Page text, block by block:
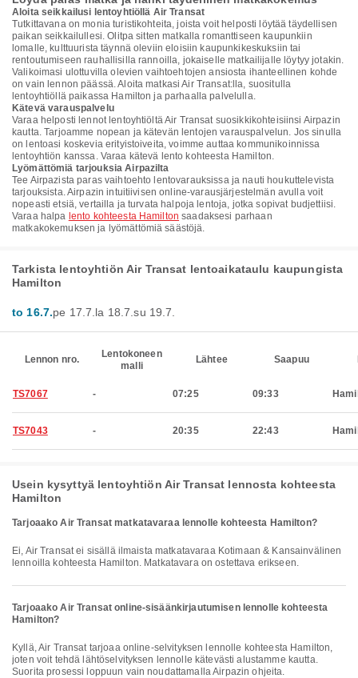
Aloita seikkailusi lentoyhtiöllä Air Transat
Tutkittavana on monia turistikohteita, joista voit helposti löytää täydellisen
paikan seikkailullesi. Olitpa sitten matkalla romanttiseen kaupunkiin
lomalle, kulttuurista täynnä oleviin eloisiin kaupunkikeskuksiin tai
rentoutumiseen rauhallisilla rannoilla, jokaiselle matkailijalle löytyy jotakin.
Valikoimasi ulottuvilla olevien vaihtoehtojen ansiosta ihanteellinen kohde
on vain lennon päässä. Aloita matkasi Air Transat:lla, suositulla
lentoyhtiöllä paikassa Hamilton ja parhaalla palvelulla.
Kätevä varauspalvelu
Varaa helposti lennot lentoyhtiöltä Air Transat suosikkikohteisiinsi Airpazin
kautta. Tarjoamme nopean ja kätevän lentojen varauspalvelun. Jos sinulla
on lentoasi koskevia erityistoiveita, voimme auttaa kommunikoinnissa
lentoyhtiön kanssa. Varaa kätevä lento kohteesta Hamilton.
Lyömättömiä tarjouksia Airpazilta
Tee Airpazista paras vaihtoehto lentovarauksissa ja nauti houkuttelevista
tarjouksista. Airpazin intuitiivisen online-varausjärjestelmän avulla voit
nopeasti etsiä, vertailla ja turvata halpoja lentoja, jotka sopivat budjettiisi.
Varaa halpa lento kohteesta Hamilton saadaksesi parhaan
matkakokemuksen ja lyömättömiä säästöjä.
Tarkista lentoyhtiön Air Transat lentoaikataulu kaupungista
Hamilton
to 16.7.pe 17.7. la 18.7.su 19.7.
Lennon nro.
Lentokoneen
malli
Lähtee Saapuu
TS7067 - 07:25 09:33
TS7043 - 20:35 22:43
Usein kysyttyä lentoyhtiön Air Transat lennosta kohteesta
Hamilton
Tarjoaako Air Transat matkatavaraa lennolle kohteesta Hamilton?
Ei, Air Transat ei sisällä ilmaista matkatavaraa Kotimaan & Kansainvälinen
lennoilla kohteesta Hamilton. Matkatavara on ostettava erikseen.
Tarjoaako Air Transat online-sisäänkirjautumisen lennolle kohteesta
Hamilton?
Kyllä, Air Transat tarjoaa online-selvityksen lennolle kohteesta Hamilton,
joten voit tehdä lähtöselvityksen lennolle kätevästi alustamme kautta.
Suorita prosessi loppuun vain noudattamalla Airpazin ohjeita.